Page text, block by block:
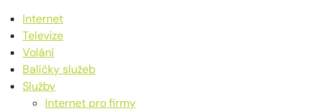
Internet
Televize
Volání
Balíčky služeb
Služby
Internet pro firmy